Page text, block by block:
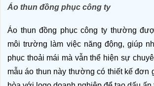
Áo thun đồng phục công ty
Áo thun đồng phục công ty thường
môi trường làm việc năng động, giúp
phục thoải mái mà vẫn thể hiện sự
mẫu áo thun này thường có thiết kế đơn